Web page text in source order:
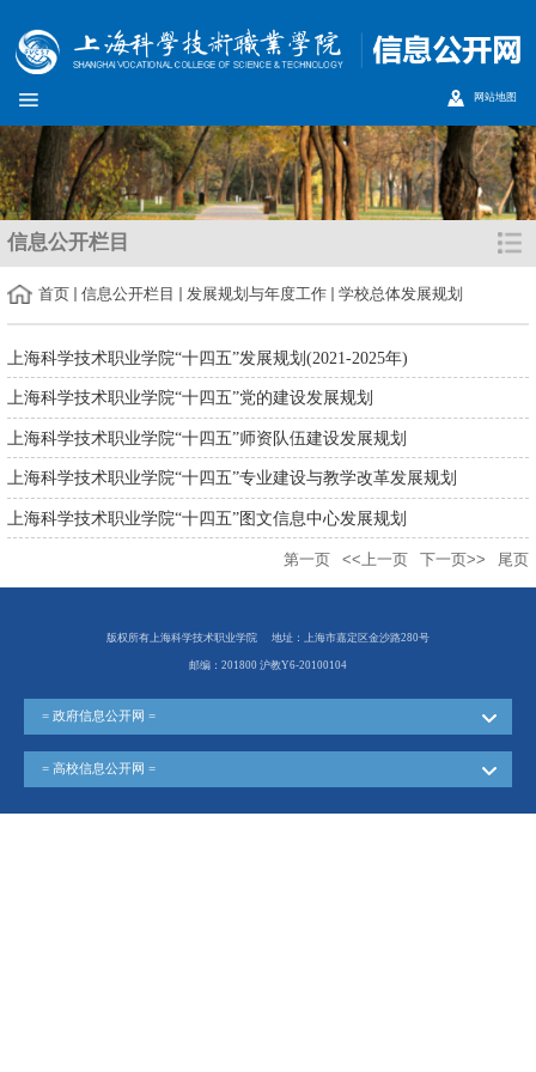
网站地图
信息公开栏目
首页 信息公开栏目 发展规划与年度工作 学校总体发展规划
上海科学技术职业学院“十四五”发展规划(2021-2025年)
上海科学技术职业学院“十四五”党的建设发展规划
上海科学技术职业学院“十四五”师资队伍建设发展规划
上海科学技术职业学院“十四五”专业建设与教学改革发展规划
上海科学技术职业学院“十四五”图文信息中心发展规划
第一页 <<上一页 下一页>> 尾页
版权所有上海科学技术职业学院 地址：上海市嘉定区金沙路280号
邮编：201800 沪教Y6-20100104
= 政府信息公开网 =
= 高校信息公开网 =